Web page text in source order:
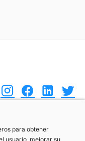
para obtener
usuario, mejorar su
para obtener
usuario, mejorar su
(+34) 744 408 070